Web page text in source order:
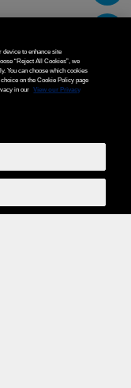
device to enhance site
“Reject All Cookies”, we
You can choose which cookies
on the Cookie Policy page
in our
View our Privacy